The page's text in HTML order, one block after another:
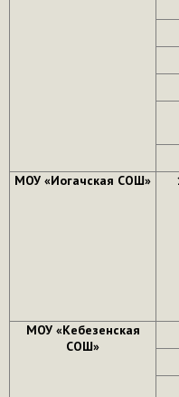
МОУ «Иогачская СОШ»
МОУ «Кебезенская
СОШ»